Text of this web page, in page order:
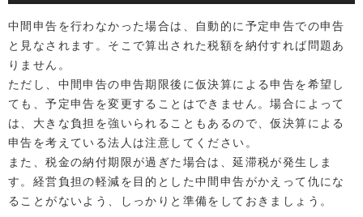
中間申告を行わなかった場合は、自動的に予定申告での申告
と見なされます。そこで算出された税額を納付すれば問題あ
りません。
ただし、中間申告の申告期限後に仮決算による申告を希望し
ても、予定申告を変更することはできません。場合によって
は、大きな負担を強いられることもあるので、仮決算による
申告を考えている法人は注意してください。
また、税金の納付期限が過ぎた場合は、延滞税が発生しま
す。経営負担の軽減を目的とした中間申告がかえって仇にな
ることがないよう、しっかりと準備をしておきましょう。